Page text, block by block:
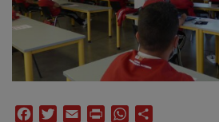
FacebookTwitterEmail Print WhatsApp